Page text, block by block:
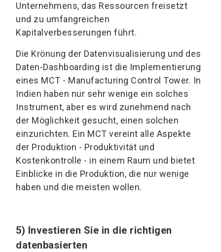
Unternehmens, das Ressourcen freisetzt
und zu umfangreichen
Kapitalverbesserungen führt.
Die Krönung der Datenvisualisierung und des
Daten-Dashboarding ist die Implementierung
eines MCT - Manufacturing Control Tower. In
Indien haben nur sehr wenige ein solches
Instrument, aber es wird zunehmend nach
der Möglichkeit gesucht, einen solchen
einzurichten. Ein MCT vereint alle Aspekte
der Produktion - Produktivität und
Kostenkontrolle - in einem Raum und bietet
Einblicke in die Produktion, die nur wenige
haben und die meisten wollen.
5) Investieren Sie in die richtigen
datenbasierten